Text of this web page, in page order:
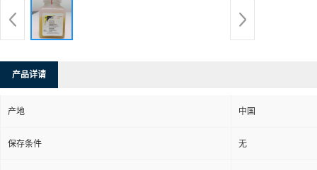
产品详请
产地 中国
保存条件 无